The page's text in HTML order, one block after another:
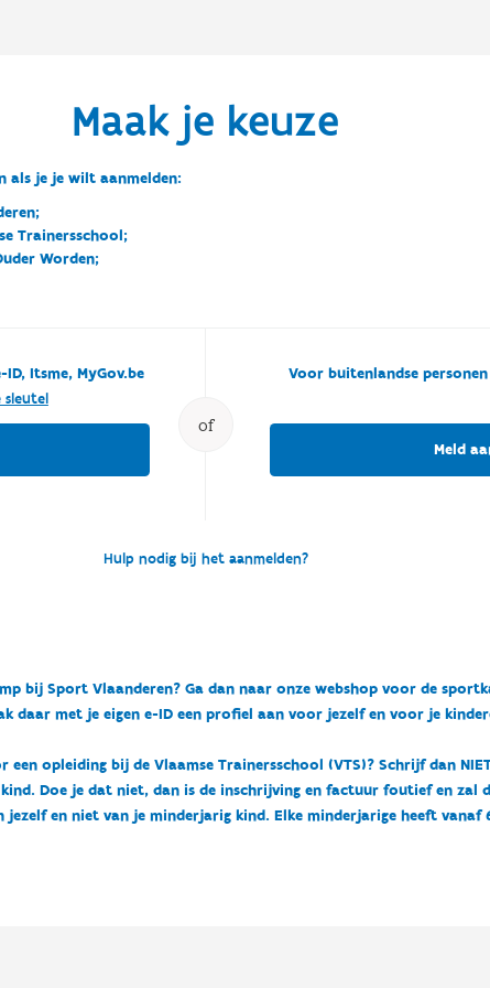
Maak je keuze
als je je wilt aanmelden:
Trainersschool;
Worden;
of
Itsme, MyGov.be
sleutel
Voor buitenlandse
Meld
Hulp nodig bij het aanmelden?
bij Sport Vlaanderen? Ga dan naar onze webshop voor de
daar met je eigen e-ID een profiel aan voor jezelf en voor je
opleiding bij de Vlaamse Trainersschool (VTS)? Schrijf dan
Doe je dat niet, dan is de inschrijving en factuur foutief en zal
en niet van je minderjarig kind. Elke minderjarige heeft vanaf